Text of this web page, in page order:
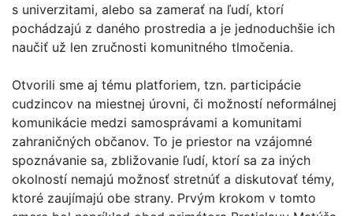
s univerzitami, alebo sa zamerať na ľudí, ktorí
pochádzajú z daného prostredia a je jednoduchšie ich
naučiť už len zručnosti komunitného tlmočenia.
Otvorili sme aj tému platforiem, tzn. participácie
cudzincov na miestnej úrovni, či možností neformálnej
komunikácie medzi samosprávami a komunitami
zahraničných občanov. To je priestor na vzájomné
spoznávanie sa, zbližovanie ľudí, ktorí sa za iných
okolností nemajú možnosť stretnúť a diskutovať témy,
ktoré zaujímajú obe strany. Prvým krokom v tomto